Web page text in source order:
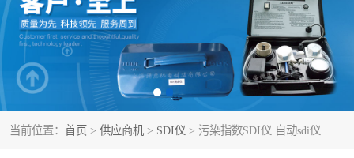
当前位置： 首页 > 供应商机 > SDI仪 > 污染指数SDI仪 自动sdi仪
SDI仪 过滤膜过滤纸
PH电导测试笔 水质分析仪
水质检测仪 电导测试笔
PH电导测试仪